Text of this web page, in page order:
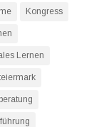
Kongress
Lernen